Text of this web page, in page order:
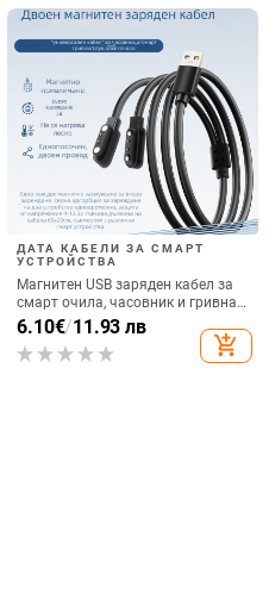
ДАТА КАБЕЛИ ЗА СМАРТ
УСТРОЙСТВА
Магнитен USB заряден кабел за
смарт очила, часовник и гривна
– едно към две, съвместим с 4.0-
12.3, марка Rising Sun
6.10€/11.93 лв
add_shopping_cart